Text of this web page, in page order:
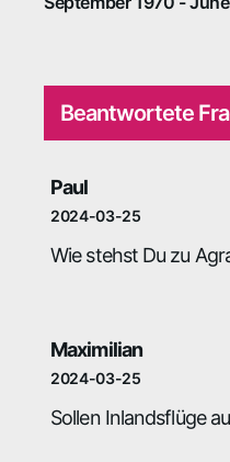
Beantwortete
Paul
2024-03-25
Wie stehst Du zu
Maximilian
2024-03-25
Sollen Inlandsflüge